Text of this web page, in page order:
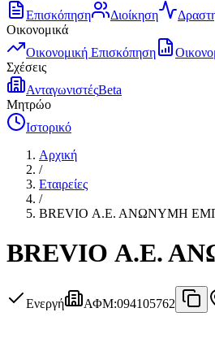
Επισκόπηση
Διοίκηση
Οικονομικά
Οικονομική Επισκόπηση
Σχέσεις
ΑνταγωνιστέςBeta
Μητρώο
Ιστορικό
Αρχική
/
Εταιρείες
/
BREVIO Α.Ε. ΑΝΩΝΥΜΗ
BREVIO Α.Ε.
Ενεργή ΑΦΜ:094105762